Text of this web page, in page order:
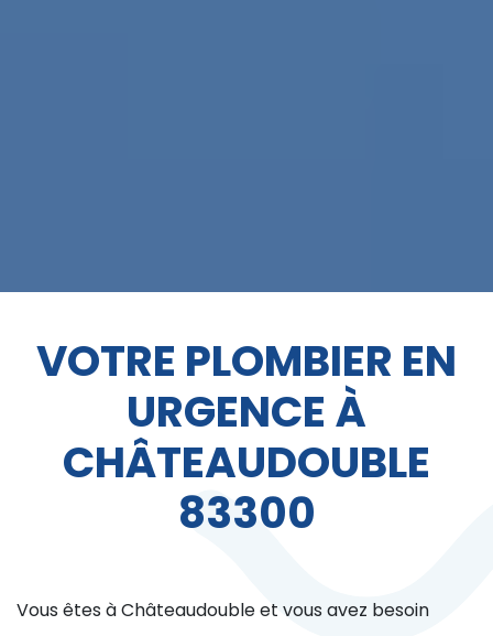
VOTRE PLOMBIER EN
URGENCE À
CHÂTEAUDOUBLE
83300
Vous êtes à Châteaudouble et vous avez besoin